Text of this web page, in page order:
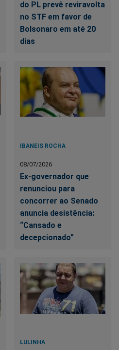
do PL prevê reviravolta
no STF em favor de
Bolsonaro em até 20
dias
IBANEIS ROCHA
08/07/2026
Ex-governador que
renunciou para
concorrer ao Senado
anuncia desistência:
“Cansado e
decepcionado”
LULINHA